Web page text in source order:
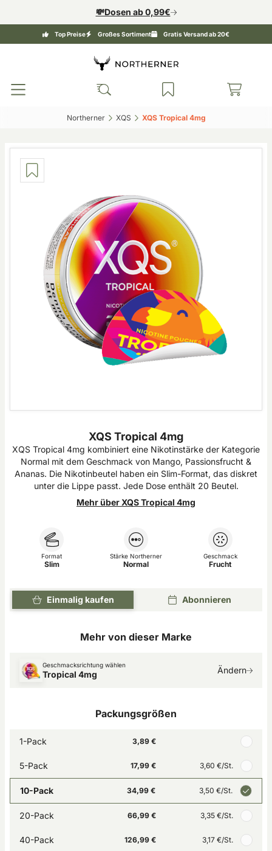
💸Dosen ab 0,99€
Top Preise Großes Sortiment Gratis Versand ab 20€
Northerner‎ XQS‎ XQS Tropical 4mg‎
XQS Tropical 4mg
XQS Tropical 4mg kombiniert eine Nikotinstärke der Kategorie
Normal mit dem Geschmack von Mango, Passionsfrucht &
Ananas. Die Nikotinbeutel haben ein Slim-Format, das diskret
unter die Lippe passt. Jede Dose enthält 20 Beutel.
Mehr über XQS Tropical 4mg
Einmalig kaufen Abonnieren
Format
Slim
Stärke Northerner
Normal
Geschmack
Frucht
Mehr von dieser Marke
Geschmacksrichtung wählen
Tropical 4mg Ändern
Packungsgrößen
1-Pack 3,89 €
5-Pack 17,99 € 3,60 €/St.
10-Pack 34,99 € 3,50 €/St.
20-Pack 66,99 € 3,35 €/St.
40-Pack 126,99 € 3,17 €/St.